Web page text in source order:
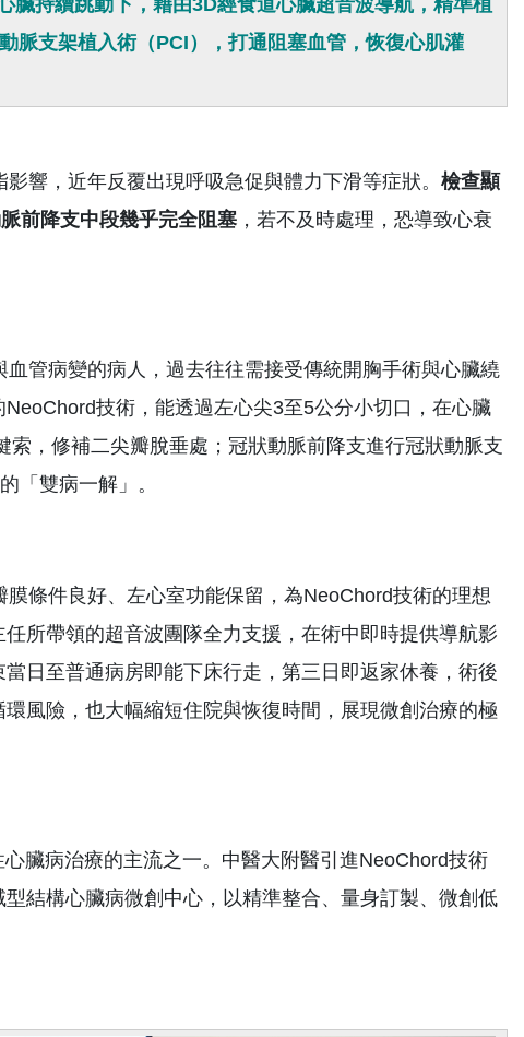
脈支架植入術（PCI），打通阻塞血管，恢復心肌灌
響，近年反覆出現呼吸急促與體力下滑等症狀。 檢查顯
前降支中段幾乎完全阻塞 ，若不及時處理，恐導致心衰
管病變的病人，過去往往需接受傳統開胸手術與心臟繞
技術，能透過左心尖3至5公分小切口，在心臟
，修補二尖瓣脫垂處；冠狀動脈前降支進行冠狀動脈支
「雙病一解」。
條件良好、左心室功能保留，為NeoChord技術的理想
所帶領的超音波團隊全力支援，在術中即時提供導航影
日至普通病房即能下床行走，第三日即返家休養，術後
風險，也大幅縮短住院與恢復時間，展現微創治療的極
臟病治療的主流之一。中醫大附醫引進NeoChord技術
結構心臟病微創中心，以精準整合、量身訂製、微創低